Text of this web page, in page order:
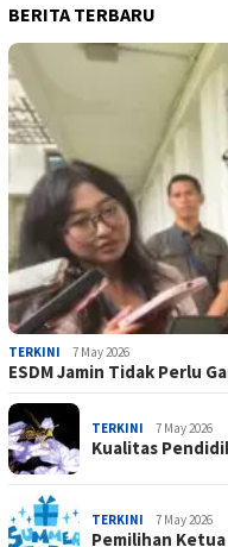
BERITA TERBARU
TERKINI 7 May 2026
ESDM Jamin Tidak Perlu
TERKINI 7 May 2026
Kualitas
TERKINI 7 May 2026
Pemilihan